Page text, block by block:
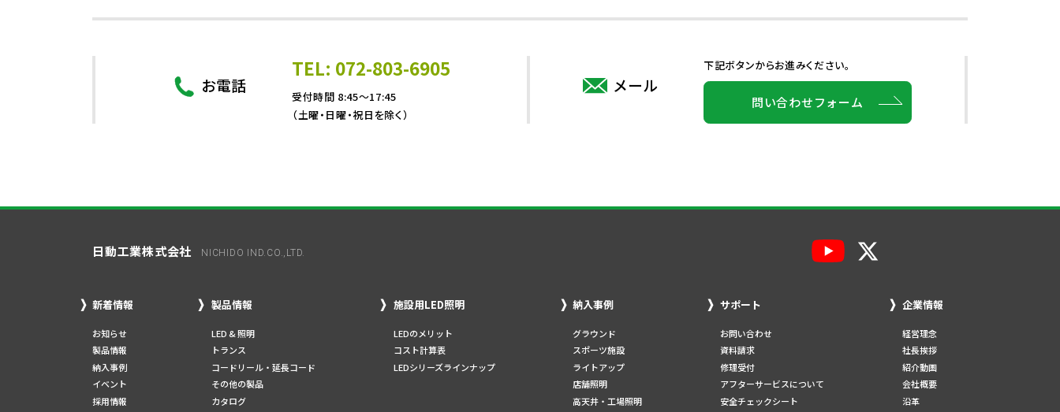
お電話
TEL: 072-803-6905
受付時間 8:45～17:45
（土曜・日曜・祝日を除く）
メール
下記ボタンからお進みください。
問い合わせフォーム
日動工業株式会社 NICHIDO IND.CO.,LTD.
新着情報
お知らせ
製品情報
納入事例
イベント
採用情報
製品情報
LED & 照明
トランス
コードリール・延長コード
その他の製品
カタログ
施設用LED照明
LEDのメリット
コスト計算表
LEDシリーズラインナップ
納入事例
グラウンド
スポーツ施設
ライトアップ
店舗照明
高天井・工場照明
サポート
お問い合わせ
資料請求
修理受付
アフターサービスについて
安全チェックシート
企業情報
経営理念
社長挨拶
紹介動画
会社概要
沿革